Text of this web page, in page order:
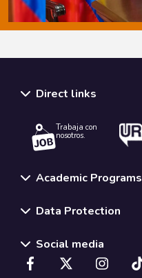
Direct links
Trabaja con
nosotros.
Academic Programs
Data Protection
Social media